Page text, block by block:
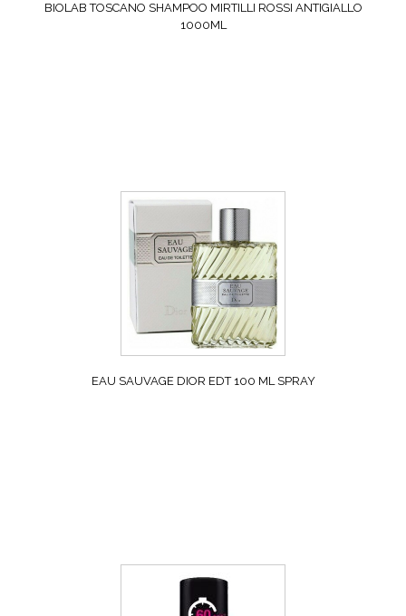
BIOLAB TOSCANO SHAMPOO MIRTILLI ROSSI ANTIGIALLO
1000ML
EAU SAUVAGE DIOR EDT 100 ML SPRAY